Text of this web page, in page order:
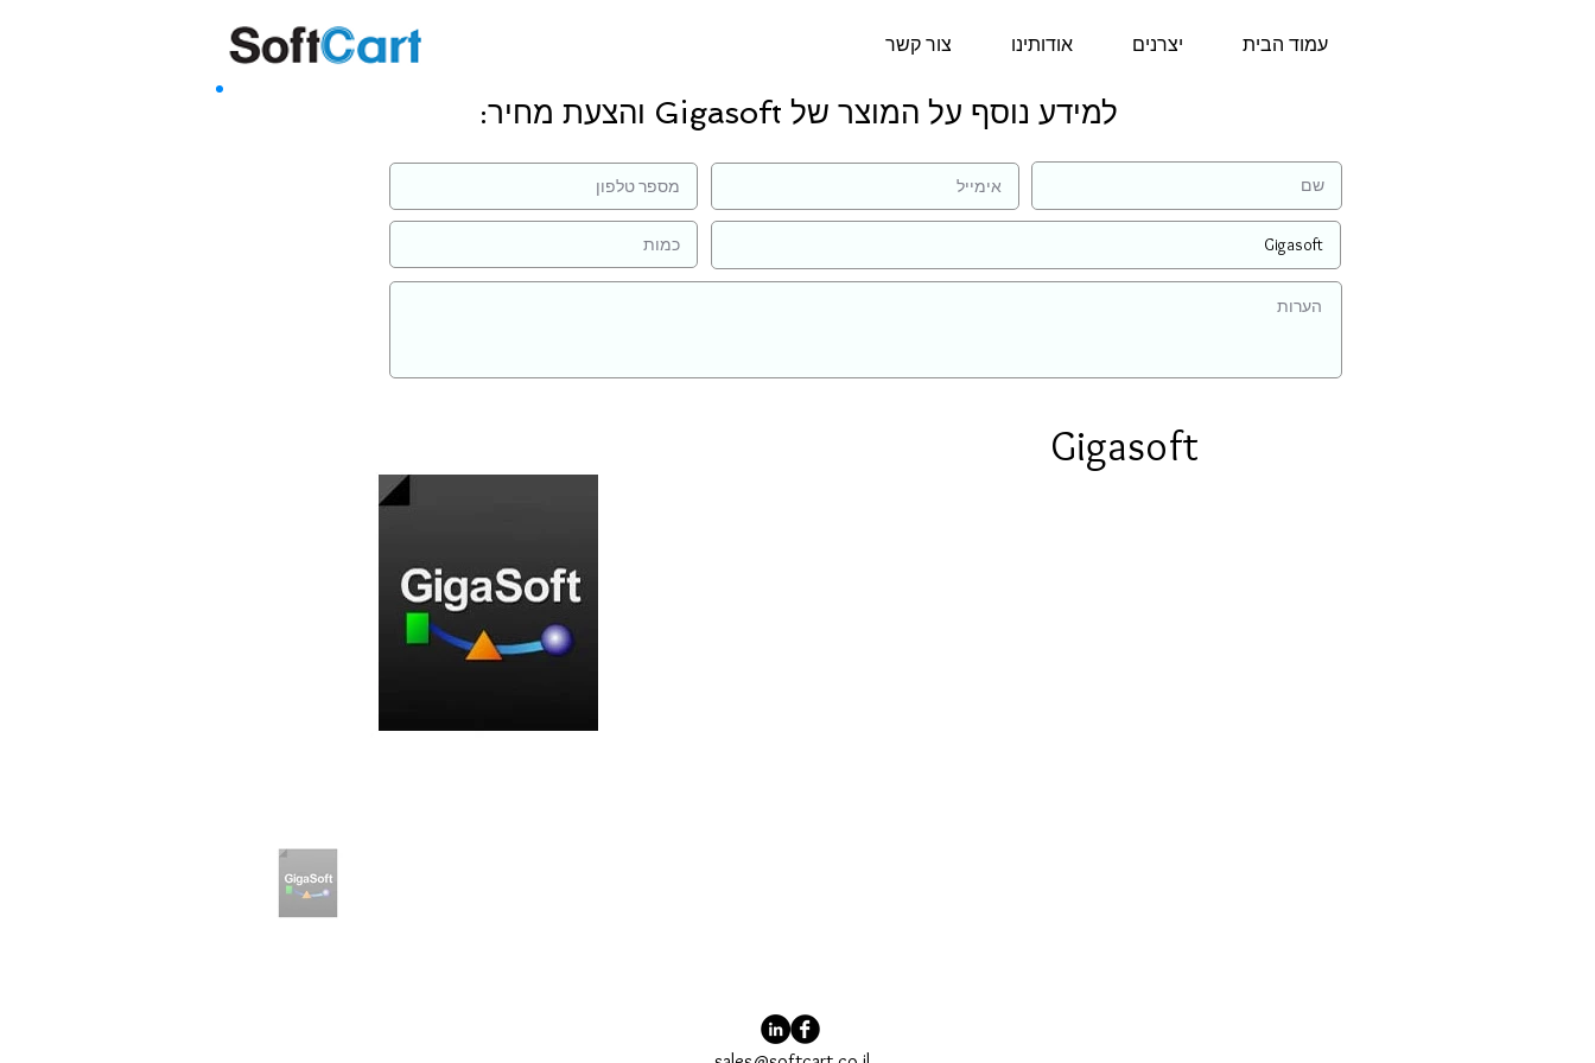
עמוד הבית יצרנים אודותינו צור קשר
למידע נוסף על המוצר של Gigasoft והצעת מחיר:
Gigasoft